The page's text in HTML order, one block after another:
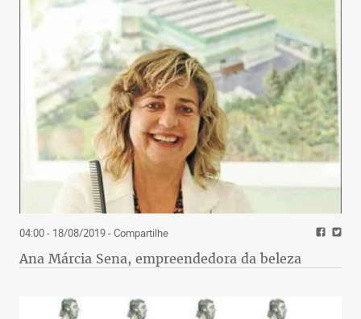
04:00 - 18/08/2019- Compartilhe
Ana Márcia Sena, empreendedora da beleza